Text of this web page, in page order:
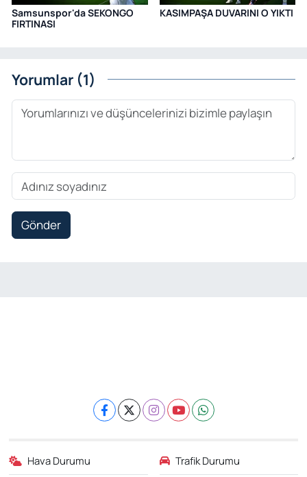
Samsunspor'da SEKONGO
FIRTINASI
KASIMPAŞA DUVARINI O YIKTI
Yorumlar (1)
Gönder
Hava Durumu Trafik Durumu